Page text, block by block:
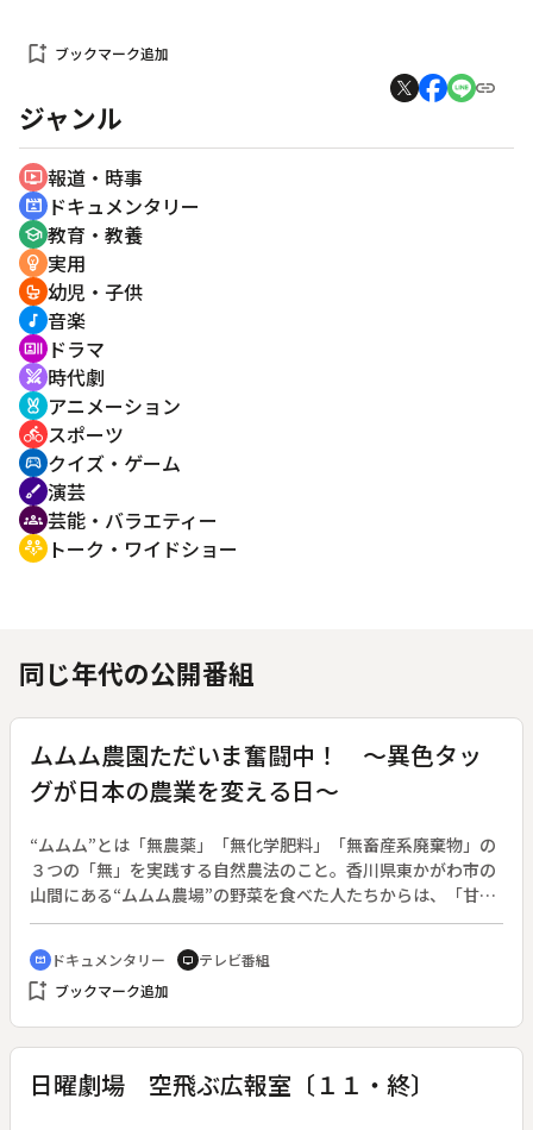
bookmark_add ブックマーク追加
ジャンル
ondemand_video 報道・時事
cinematic_blur ドキュメンタリー
school 教育・教養
emoji_objects 実用
crib 幼児・子供
music_note 音楽
recent_actors ドラマ
swords 時代劇
cruelty_free アニメーション
directions_bike スポーツ
sports_esports クイズ・ゲーム
brush 演芸
groups 芸能・バラエティー
adaptive_audio_mic トーク・ワイドショー
同じ年代の公開番組
ムムム農園ただいま奮闘中！ ～異色タッ
グが日本の農業を変える日～
“ムムム”とは「無農薬」「無化学肥料」「無畜産系廃棄物」の
３つの「無」を実践する自然農法のこと。香川県東かがわ市の
山間にある“ムムム農場”の野菜を食べた人たちからは、「甘
い」「えぐ味がない」など、感嘆の声が挙がる。一般の農法と
比べて手間ひま・コストがかかるこの農法にチャレンジするの
は、土木建設会社の社長と元日銀マンという、農業経験ゼロ、
文字通り“畑違い”の２人。ＴＰＰ参加問題や後継者不足に揺れ
グを組み、これからの農業のビジネスモデルを提唱する。
cinematic_blur ドキュメンタリー tv テレビ番組
bookmark_add ブックマーク追加
日曜劇場 空飛ぶ広報室〔１１・終〕